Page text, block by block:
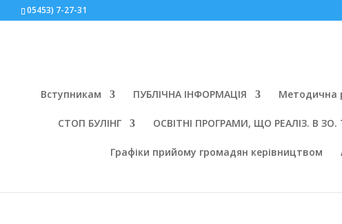
05453) 7-27-31
Вступникам ПУБЛІЧНА ІНФОРМАЦІЯ Методична
СТОП БУЛІНГ ОСВІТНІ ПРОГРАМИ, ЩО РЕАЛІЗ. В ЗО.
Графіки прийому громадян керівництвом